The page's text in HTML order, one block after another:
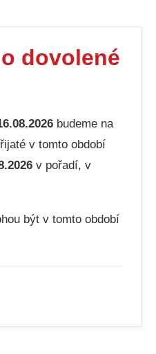
á
a
c
v
k
y
v
s
u
dovolené
budeme na
v tomto období
v pořadí, v
být v tomto období